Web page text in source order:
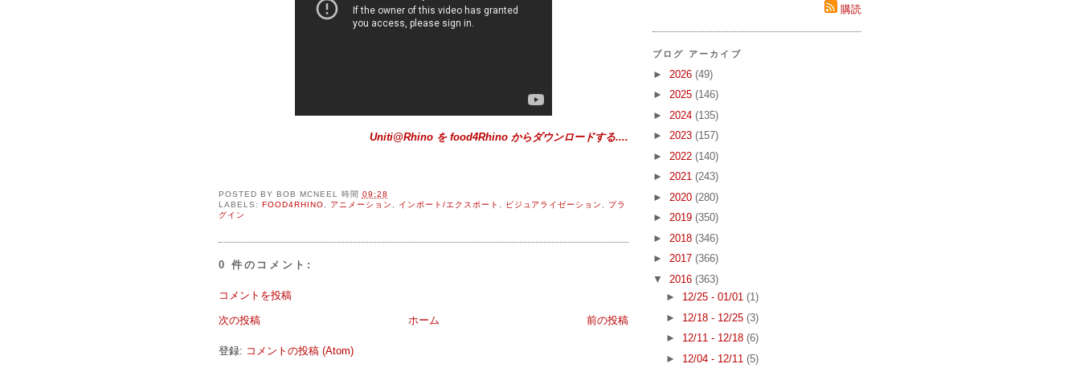
Uniti@Rhino を food4Rhino からダウンロードする....
POSTED BY BOB MCNEEL 時間 09:28
LABELS: FOOD4RHINO アニメーション インポート/エクスポート ビジュアライゼーション
プラ
グイン
0 件のコメント:
コメントを投稿
次の投稿 前の投稿
ホーム
登録: コメントの投稿 (Atom)
購読
ブログ アーカイブ
► 2026 (49)
► 2025 (146)
► 2024 (135)
► 2023 (157)
► 2022 (140)
► 2021 (243)
► 2020 (280)
► 2019 (350)
► 2018 (346)
► 2017 (366)
▼ 2016 (363)
► 12/25 - 01/01 (1)
► 12/18 - 12/25 (3)
► 12/11 - 12/18 (6)
► 12/04 - 12/11 (5)